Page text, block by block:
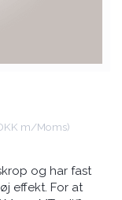
og har fast
effekt. For at
m/Moms)